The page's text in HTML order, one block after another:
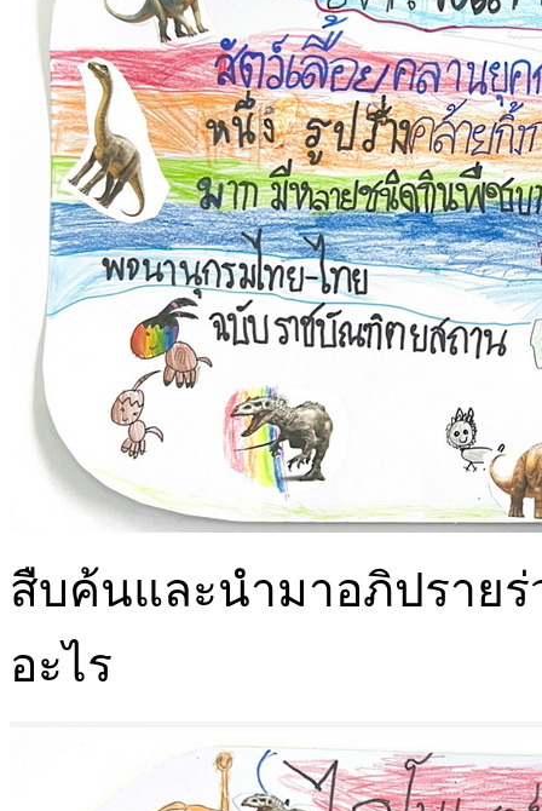
สืบค้นและนำมาอภิปรายร่
อะไร